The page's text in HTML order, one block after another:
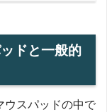
ドと一般的
ウスパッドの中で